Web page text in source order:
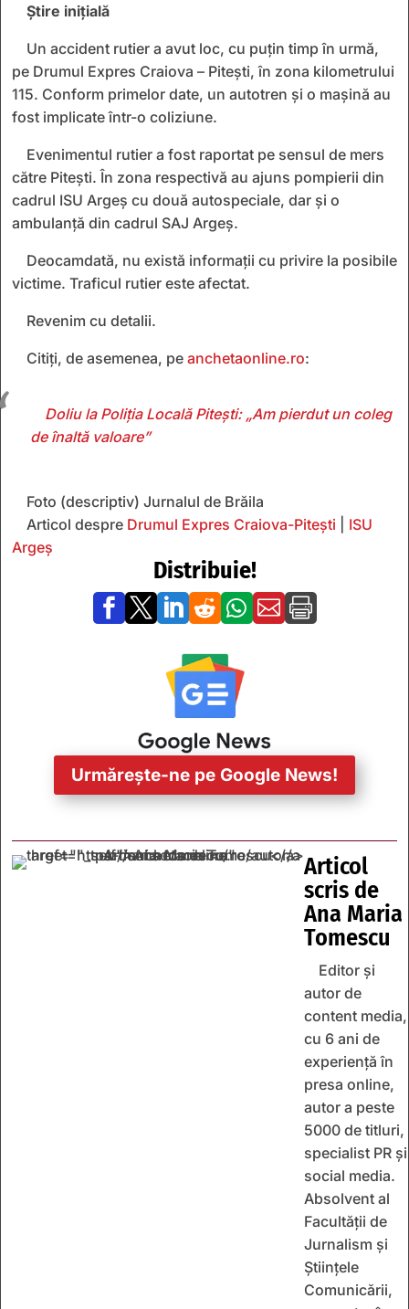
Știre inițială
Un accident rutier a avut loc, cu puțin timp în urmă,
pe Drumul Expres Craiova – Piteşti, în zona kilometrului
115. Conform primelor date, un autotren și o mașină au
fost implicate într-o coliziune.
Evenimentul rutier a fost raportat pe sensul de mers
către Pitești. În zona respectivă au ajuns pompierii din
cadrul ISU Argeș cu două autospeciale, dar și o
ambulanță din cadrul SAJ Argeș.
Deocamdată, nu există informații cu privire la posibile
victime. Traficul rutier este afectat.
Revenim cu detalii.
Citiți, de asemenea, pe anchetaonline.ro:
Doliu la Poliția Locală Pitești: „Am pierdut un coleg
de înaltă valoare”
Foto (descriptiv) Jurnalul de Brăila
Articol despre Drumul Expres Craiova-Pitești
ISU
Argeș
Distribuie!
      
Urmărește-ne pe Google News!
Articol
scris de
Ana Maria
Tomescu
Editor și
autor de
content media,
cu 6 ani de
experiență în
presa online,
autor a peste
5000 de titluri,
specialist PR și
social media.
Absolvent al
Facultății de
Jurnalism și
Științele
Comunicării,